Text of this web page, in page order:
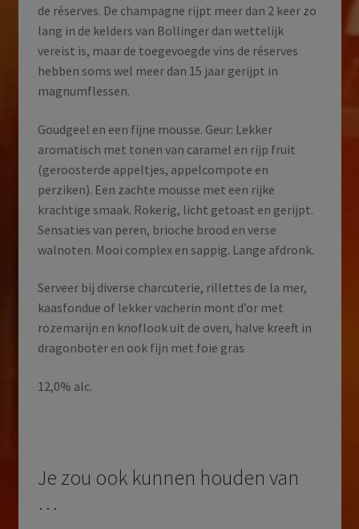
de réserves. De champagne rijpt meer dan 2 keer zo
lang in de kelders van Bollinger dan wettelijk
vereist is, maar de toegevoegde vins de réserves
hebben soms wel meer dan 15 jaar gerijpt in
magnumflessen.
Goudgeel en een fijne mousse. Geur: Lekker
aromatisch met tonen van caramel en rijp fruit
(geroosterde appeltjes, appelcompote en
perziken). Een zachte mousse met een rijke
krachtige smaak. Rokerig, licht getoast en gerijpt.
Sensaties van peren, brioche brood en verse
walnoten. Mooi complex en sappig. Lange afdronk.
Serveer bij diverse charcuterie, rillettes de la mer,
kaasfondue of lekker vacherin mont d’or met
rozemarijn en knoflook uit de oven, halve kreeft in
dragonboter en ook fijn met foie gras
12,0% alc.
Je zou ook kunnen houden van
…